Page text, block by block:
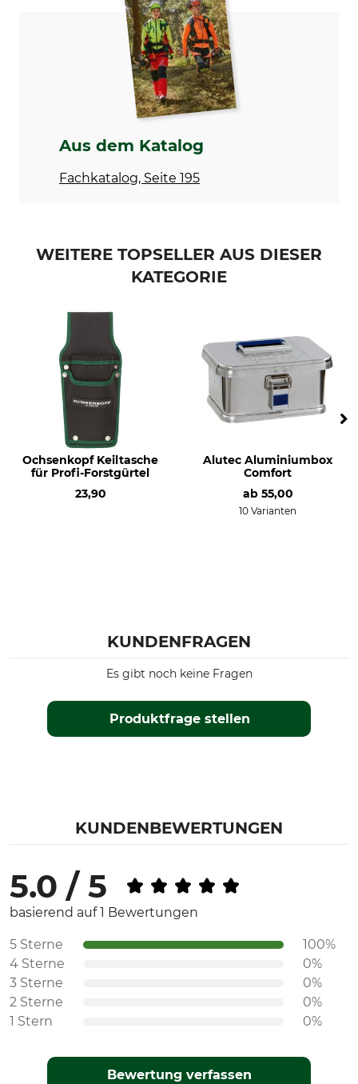
Länge
27,9 cm
Aus dem Katalog
Fachkatalog, Seite 195
WEITERE TOPSELLER AUS DIESER
KATEGORIE
Ochsenkopf Keiltasche
für Profi-Forstgürtel
23,90
Alutec Aluminiumbox
Comfort
ab 55,00
10 Varianten
KUNDENFRAGEN
Produktfrage stellen
Es gibt noch keine Fragen
KUNDENBEWERTUNGEN
5.0 / 5
basierend auf 1 Bewertungen
5 Sterne
100%
4 Sterne
0%
3 Sterne
0%
2 Sterne
0%
1 Stern
0%
Bewertung verfassen